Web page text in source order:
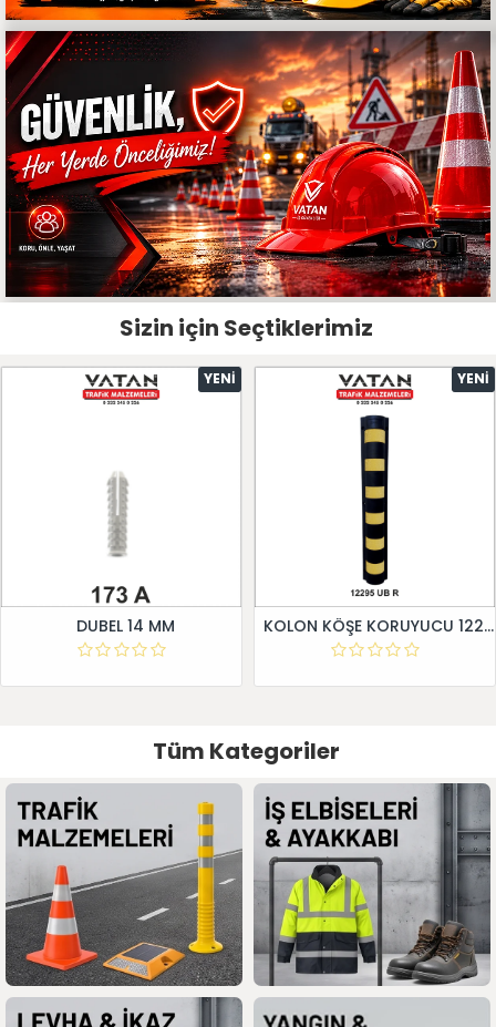
Sizin için Seçtiklerimiz
YENI
DUBEL 14 MM
YENI
KOLON KÖŞE KORUYUCU 12295 UB R
Tüm Kategoriler